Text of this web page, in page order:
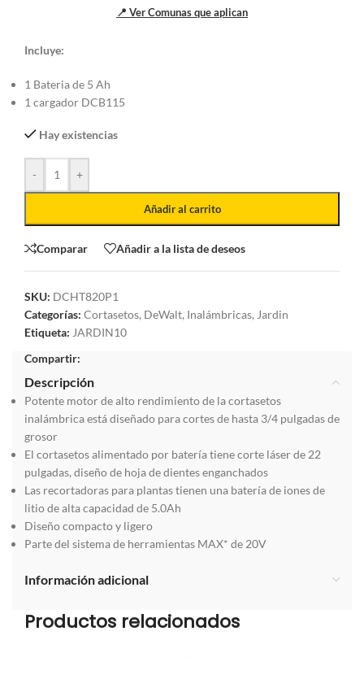
📍 Ver Comunas que aplican
Incluye:
1 Bateria de 5 Ah
1 cargador DCB115
Hay existencias
- +
Añadir al carrito
Comparar Añadir a la lista de deseos
SKU: DCHT820P1
Categorías: Cortasetos, DeWalt, Inalámbricas, Jardin
Etiqueta: JARDIN10
Compartir:
Descripción
Potente motor de alto rendimiento de la cortasetos
inalámbrica está diseñado para cortes de hasta 3/4 pulgadas de
grosor
El cortasetos alimentado por batería tiene corte láser de 22
pulgadas, diseño de hoja de dientes enganchados
Las recortadoras para plantas tienen una batería de iones de
litio de alta capacidad de 5.0Ah
Diseño compacto y ligero
Parte del sistema de herramientas MAX* de 20V
Información adicional
Productos relacionados